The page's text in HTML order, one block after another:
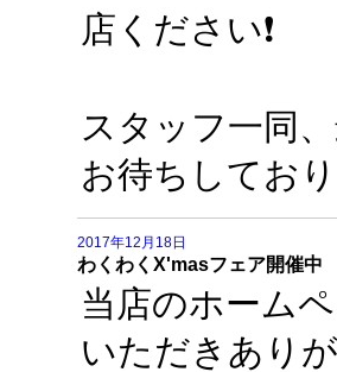
店ください❗️
スタッフ一同
お待ちしてお
2017年12月18日
わくわくX'masフェア開催中
当店のホーム
いただきあり